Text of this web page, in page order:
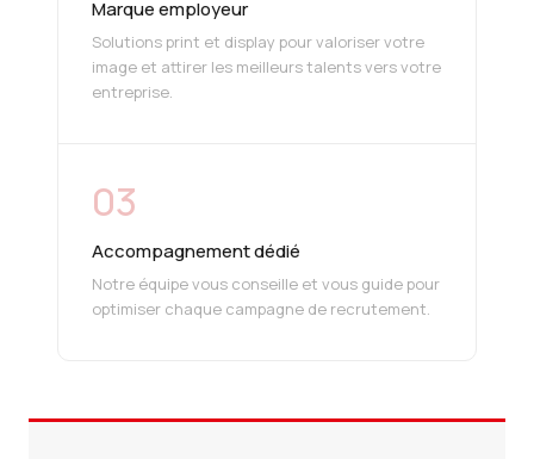
Marque employeur
Solutions print et display pour valoriser votre
image et attirer les meilleurs talents vers votre
entreprise.
03
Accompagnement dédié
Notre équipe vous conseille et vous guide pour
optimiser chaque campagne de recrutement.